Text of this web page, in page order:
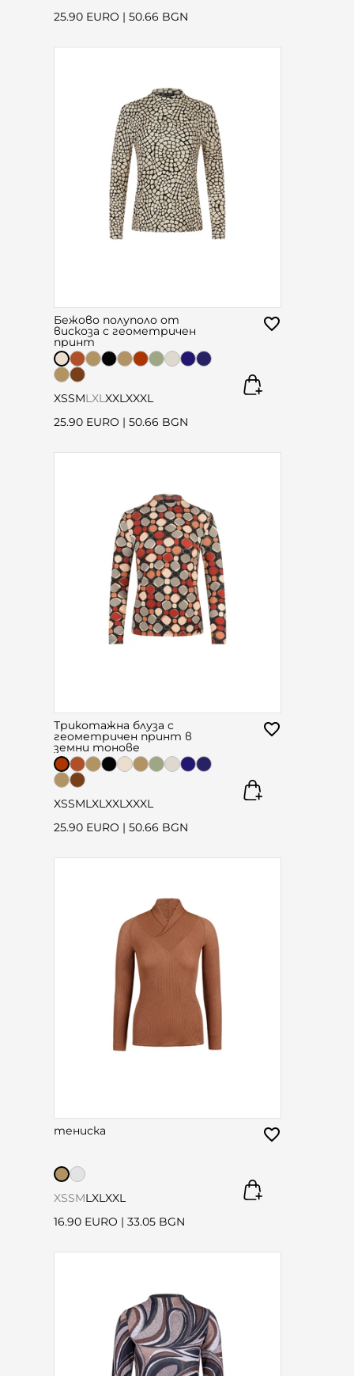
25.90 EURO | 50.66 BGN
Бежово полуполо от
вискоза с геометричен
принт
XSSML XL XXL XXXL
25.90 EURO | 50.66 BGN
Трикотажна блуза с
геометричен принт в
земни тонове
XSSML XL XXL XXXL
25.90 EURO | 50.66 BGN
тениска
XSSML XL XXL
16.90 EURO | 33.05 BGN